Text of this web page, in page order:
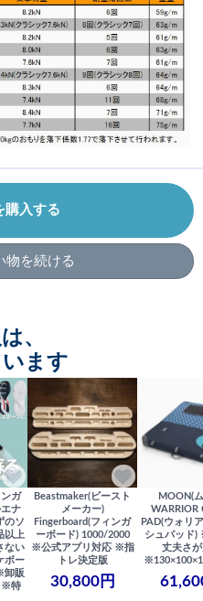
購入する
物を続ける
、
ます
ガ
ナ
のソ
以上
ない
ボー
卸販
※特
Beastmaker(ビースト
メーカー)
Fingerboard(フィンガ
ーボード) 1000/2000
※公式アプリ対応 ※指
トレ決定版
30,800円
MOON(
WARRIOR
PAD(ウォリ
シュパッド)
丈夫さ